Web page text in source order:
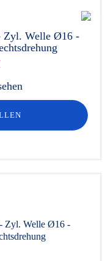
Zyl. Welle Ø16 -